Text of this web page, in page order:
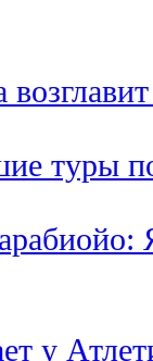
туры
у